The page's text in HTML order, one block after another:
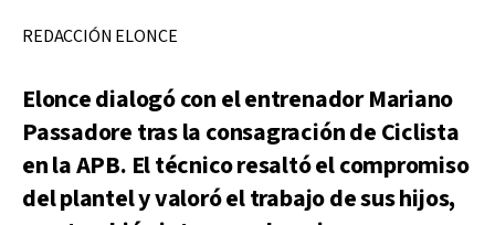
REDACCIÓN ELONCE
Elonce dialogó con el entrenador Mariano
Passadore tras la consagración de Ciclista
en la APB. El técnico resaltó el compromiso
del plantel y valoró el trabajo de sus hijos,